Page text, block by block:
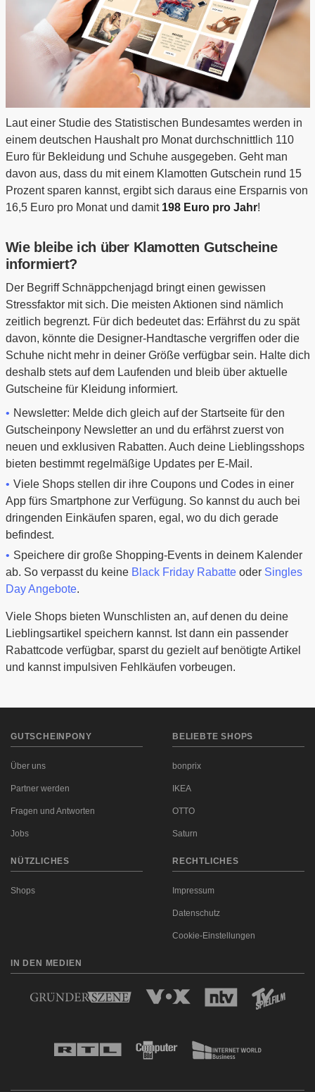
Laut einer Studie des Statistischen Bundesamtes werden in
einem deutschen Haushalt pro Monat durchschnittlich 110
Euro für Bekleidung und Schuhe ausgegeben. Geht man
davon aus, dass du mit einem Klamotten Gutschein rund 15
Prozent sparen kannst, ergibt sich daraus eine Ersparnis von
16,5 Euro pro Monat und damit 198 Euro pro Jahr!
Wie bleibe ich über Klamotten Gutscheine
informiert?
Der Begriff Schnäppchenjagd bringt einen gewissen
Stressfaktor mit sich. Die meisten Aktionen sind nämlich
zeitlich begrenzt. Für dich bedeutet das: Erfährst du zu spät
davon, könnte die Designer-Handtasche vergriffen oder die
Schuhe nicht mehr in deiner Größe verfügbar sein. Halte dich
deshalb stets auf dem Laufenden und bleib über aktuelle
Gutscheine für Kleidung informiert.
Newsletter: Melde dich gleich auf der Startseite für den
Gutscheinpony Newsletter an und du erfährst zuerst von
neuen und exklusiven Rabatten. Auch deine Lieblingsshops
bieten bestimmt regelmäßige Updates per E-Mail.
Viele Shops stellen dir ihre Coupons und Codes in einer
App fürs Smartphone zur Verfügung. So kannst du auch bei
dringenden Einkäufen sparen, egal, wo du dich gerade
befindest.
Speichere dir große Shopping-Events in deinem Kalender
ab. So verpasst du keine Black Friday Rabatteoder Singles
Day Angebote.
Viele Shops bieten Wunschlisten an, auf denen du deine
Lieblingsartikel speichern kannst. Ist dann ein passender
Rabattcode verfügbar, sparst du gezielt auf benötigte Artikel
und kannst impulsiven Fehlkäufen vorbeugen.
GUTSCHEINPONY
Über uns
Partner werden
Fragen und Antworten
Jobs
BELIEBTE SHOPS
bonprix
IKEA
OTTO
Saturn
NÜTZLICHES
Shops
RECHTLICHES
Impressum
Datenschutz
Cookie-Einstellungen
IN DEN MEDIEN